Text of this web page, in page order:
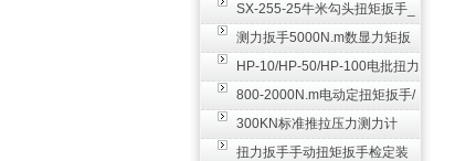
SX-255-25牛米勾头扭矩扳手_
螺栓紧固扭力扳手
测力扳手5000N.m数显力矩扳
手 非标扭力扳手工业级
HP-10/HP-50/HP-100电批扭力
测试仪,测量仪
800-2000N.m电动定扭矩扳手/
扭矩电动扳手
300KN标准推拉压力测力计
_0.3级数显压力仪
扭力扳手手动扭矩扳手检定装